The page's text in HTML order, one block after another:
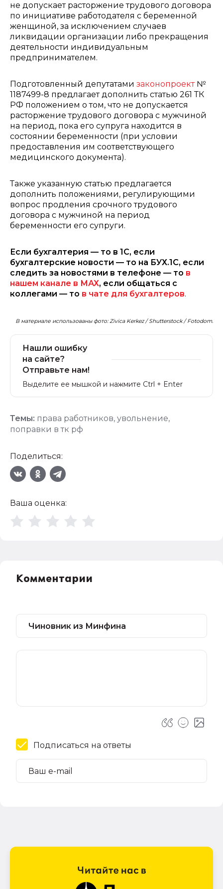
не допускает расторжение трудового договора
по инициативе работодателя с беременной
женщиной, за исключением случаев
ликвидации организации либо прекращения
деятельности индивидуальным
предпринимателем.
Подготовленный депутатами законопроект№
1187499-8 предлагает дополнить статью 261 ТК
РФ положением о том, что не допускается
расторжение трудового договора с мужчиной
на период, пока его супруга находится в
состоянии беременности (при условии
предоставления им соответствующего
медицинского документа).
Также указанную статью предлагается
дополнить положениями, регулирующими
вопрос продления срочного трудового
договора с мужчиной на период
беременности его супруги.
Если бухгалтерия — то в 1С, если
бухгалтерские новости — то на БУХ.1С, если
следить за новостями в телефоне — то в
нашем канале в МАХ, если общаться с
коллегами — то в чате для бухгалтеров.
В материале использованы фото: Zivica Kerkez / Shutterstock / Fotodom.
Нашли ошибку
на сайте?
Отправьте нам!
Выделите ее мышкой и нажмите Ctrl + Enter
Темы: права работников, увольнение,
поправки в тк рф
Поделиться:
Ваша оценка:
Комментарии
Подписаться на ответы